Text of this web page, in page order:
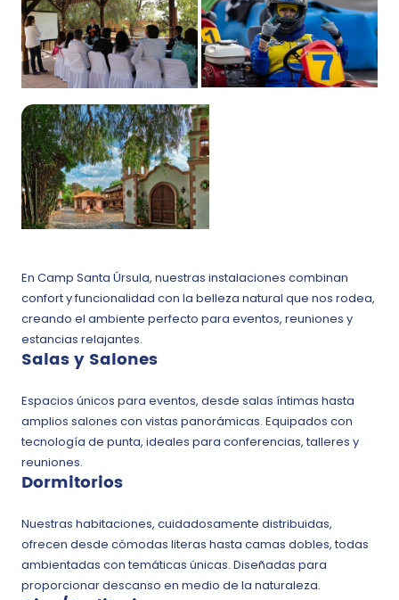
En Camp Santa Úrsula, nuestras instalaciones combinan
confort y funcionalidad con la belleza natural que nos rodea,
creando el ambiente perfecto para eventos, reuniones y
estancias relajantes.
Salas y Salones
Espacios únicos para eventos, desde salas íntimas hasta
amplios salones con vistas panorámicas. Equipados con
tecnología de punta, ideales para conferencias, talleres y
reuniones.
Dormitorios
Nuestras habitaciones, cuidadosamente distribuidas,
ofrecen desde cómodas literas hasta camas dobles, todas
ambientadas con temáticas únicas. Diseñadas para
proporcionar descanso en medio de la naturaleza.